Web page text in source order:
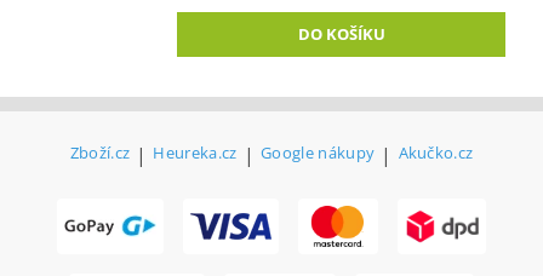
Zboží.cz | Heureka.cz | Google nákupy | Akučko.cz